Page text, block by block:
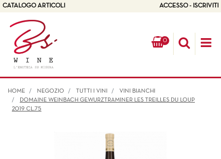
CATALOGO ARTICOLI ACCESSO - ISCRIVITI
0
HOME NEGOZIO TUTTI I VINI
VINI BIANCHI
DOMAINE WEINBACH GEWURZTRAMINER LES TREILLES DU LOUP
2019 CL.75